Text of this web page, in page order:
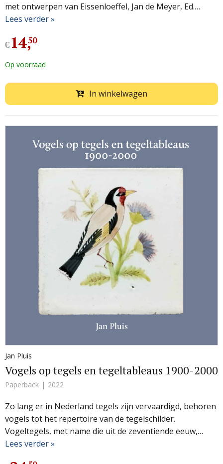
met ontwerpen van Eissenloeffel, Jan de Meyer, Ed.…
Lees verder »
€14,
50
Op voorraad
In winkelwagen
Jan Pluis
Vogels op tegels en tegeltableaus 1900-2000
Paperback 2022
Zo lang er in Nederland tegels zijn vervaardigd, behoren
vogels tot het repertoire van de tegelschilder.
Vogeltegels, met name die uit de zeventiende eeuw,…
Lees verder »